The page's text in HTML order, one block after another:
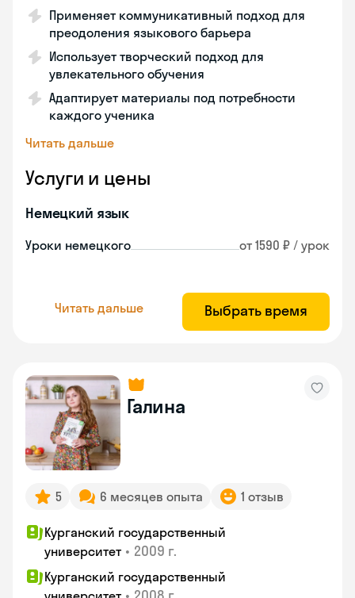
Применяет коммуникативный подход для
преодоления языкового барьера
Использует творческий подход для
увлекательного обучения
Адаптирует материалы под потребности
каждого ученика
Читать дальше
Услуги и цены
Немецкий язык
Уроки немецкого от 1590 ₽ / урок
Читать дальше Выбрать время
Галина
5 6 месяцев опыта 1 отзыв
Курганский государственный
университет • 2009 г.
Курганский государственный